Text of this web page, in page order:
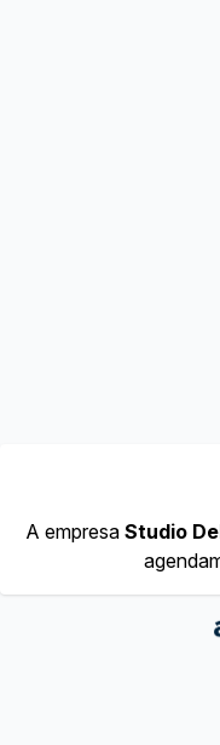
A empresa Studio